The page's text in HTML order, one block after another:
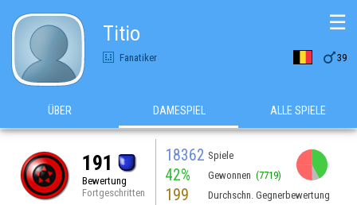
Titio
Fanatiker 39
☰
ÜBER DAMESPIEL ALLE SPIELE
191
Bewertung
Fortgeschritten
18362 Spiele
42% Gewonnen (7719)
199 Durchschn. Gegnerbewertung